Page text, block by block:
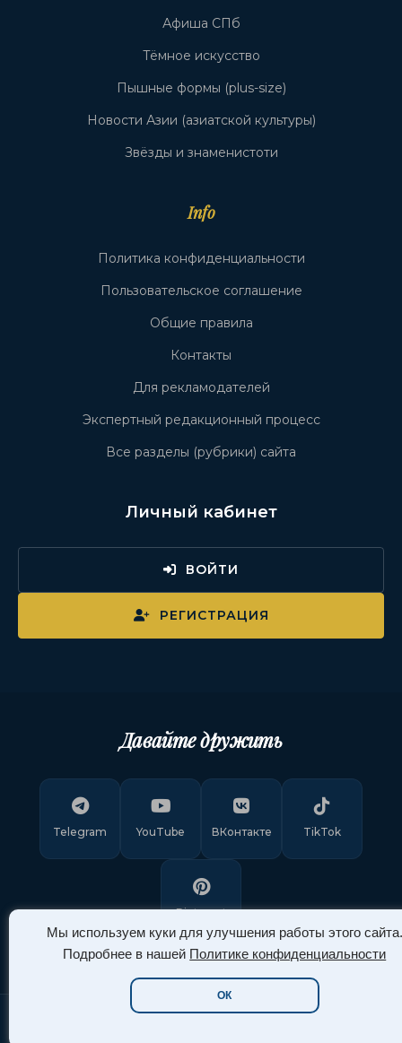
Мы используем куки для улучшения работы этого сайта.
Подробнее в нашей Политике конфиденциальности
ОК
Афиша СПб
Тёмное искусство
Пышные формы (plus-size)
Новости Азии (азиатской культуры)
Звёзды и знаменистоти
Info
Политика конфиденциальности
Пользовательское соглашение
Общие правила
Контакты
Для рекламодателей
Экспертный редакционный процесс
Все разделы (рубрики) сайта
Личный кабинет
ВОЙТИ
РЕГИСТРАЦИЯ
Давайте дружить
Telegram YouTube ВКонтакте TikTok
Pinterest